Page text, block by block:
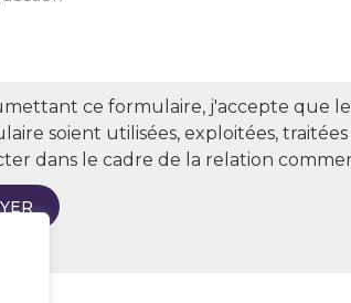
ce formulaire, j'accepte que
soient utilisées, exploitées,
dans le cadre de la relation